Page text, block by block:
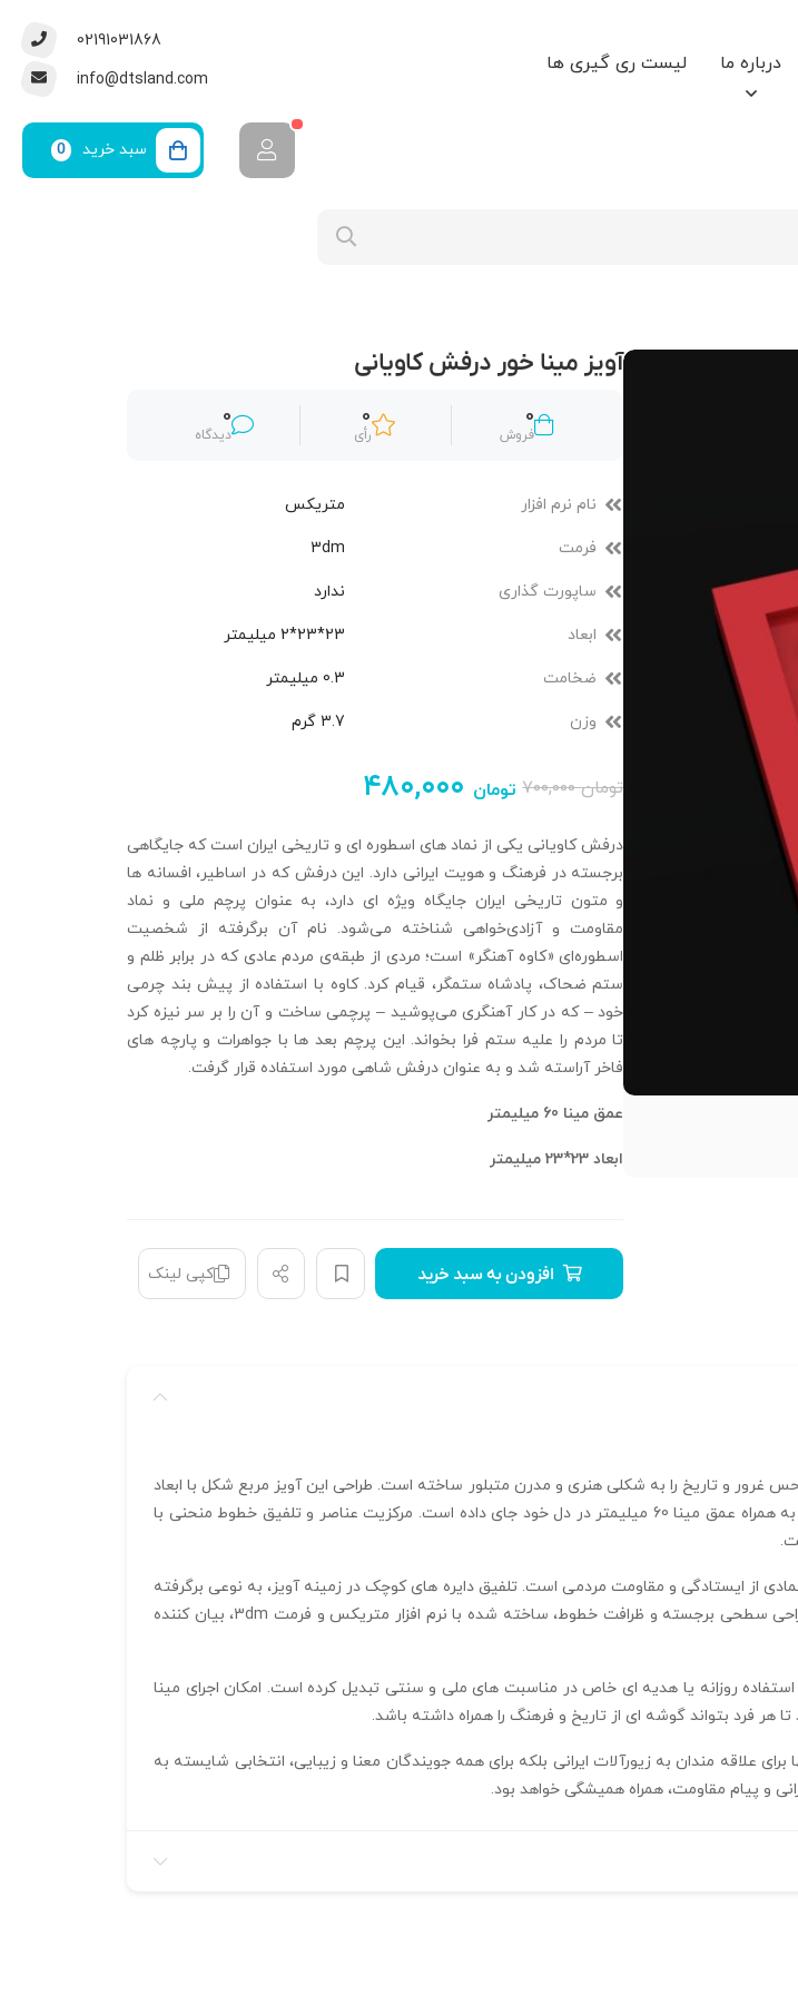
درباره ما لیست ری گیری ها
02191031868
info@dtsland.com
سبد خرید 0
آویز مینا خور درفش کاویانی
0
فروش
0
رأی
0
دیدگاه
نام نرم افزار متریکس
فرمت 3dm
ساپورت گذاری ندارد
ابعاد 23*23*2 میلیمتر
ضخامت 0.3 میلیمتر
وزن 3.7 گرم
۷۰۰,۰۰۰تومان ۴۸۰,۰۰۰ تومان
درفش کاویانی یکی از نماد های اسطوره‌ ای و تاریخی ایران است که جایگاهی
برجسته در فرهنگ و هویت ایرانی دارد. این درفش که در اساطیر، افسانه‌ ها
و متون تاریخی ایران جایگاه ویژه‌ ای دارد، به عنوان پرچم ملی و نماد
مقاومت و آزادی‌خواهی شناخته می‌شود. نام آن برگرفته از شخصیت
اسطوره‌ای «کاوه آهنگر» است؛ مردی از طبقه‌ی مردم عادی که در برابر ظلم و
ستم ضحاک، پادشاه ستمگر، قیام کرد. کاوه با استفاده از پیش‌ بند چرمی
خود – که در کار آهنگری می‌پوشید – پرچمی ساخت و آن را بر سر نیزه کرد
تا مردم را علیه ستم فرا بخواند. این پرچم بعد ها با جواهرات و پارچه‌ های
فاخر آراسته شد و به عنوان درفش شاهی مورد استفاده قرار گرفت.
عمق مینا 60 میلیمتر
ابعاد 23*23 میلیمتر
افزودن به سبد خرید کپی لینک
حس غرور و تاریخ را به شکلی هنری و مدرن متبلور ساخته است. طراحی این آویز مربع شکل با ابعاد
23*23*2 میلیمتر، زیبایی هندسی و نمادین را با الگوی ستاره و دایره‌ های متقارن به همراه عمق مینا 60 میلیمتر در دل خود جای داده است. مرکزیت عناصر و تلفیق خطوط منحنی با
از ایستادگی و مقاومت مردمی است. تلفیق دایره‌ های کوچک در زمینه آویز، به نوعی برگرفته
از تزیینات تاریخی درفش شاهی و سلیقه معاصر در طراحی جواهرات شده است. طراحی سطحی برجسته و ظرافت خطوط، ساخته شده با نرم ‌افزار متریکس و فرمت 3dm، بیان‌ کننده
سبک و مناسب استفاده روزانه یا هدیه‌ ای خاص در مناسبت‌ های ملی و سنتی تبدیل کرده است. امکان اجرای مینا
فرد بتواند گوشه‌ ای از تاریخ و فرهنگ را همراه داشته باشد.
علاقه‌ مندان به زیورآلات ایرانی بلکه برای همه جویندگان معنا و زیبایی، انتخابی شایسته به
و پیام مقاومت، همراه همیشگی خواهد بود.